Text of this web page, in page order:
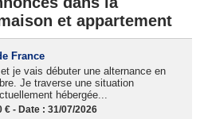
et appartement
France
je vais débuter une alternance en
Je traverse une situation
hébergée...
€ - Date : 31/07/2026